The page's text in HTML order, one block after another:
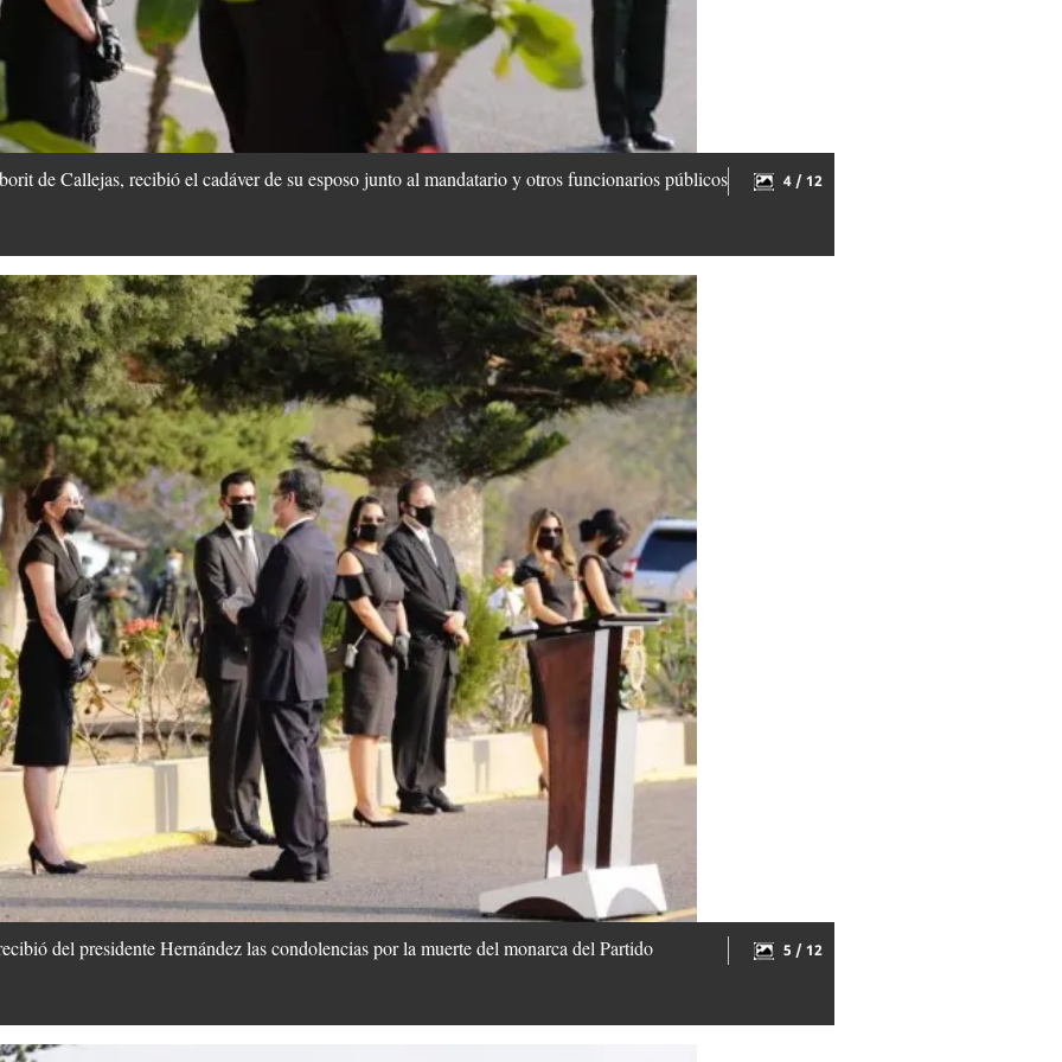
de Callejas, recibió el cadáver de su esposo junto al mandatario y otros funcionarios públicos 4 / 12
del presidente Hernández las condolencias por la muerte del monarca del Partido 5 / 12